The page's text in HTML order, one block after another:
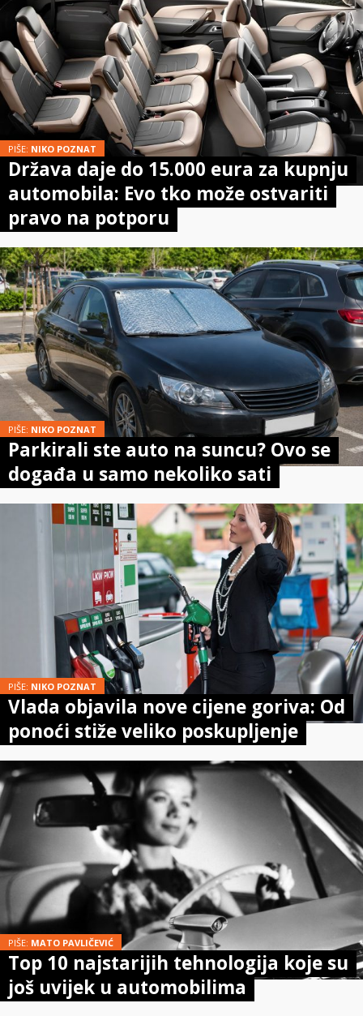
PIŠE: NIKO POZNAT
Država daje do 15.000 eura za kupnju
automobila: Evo tko može ostvariti
pravo na potporu
PIŠE: NIKO POZNAT
Parkirali ste auto na suncu? Ovo se
događa u samo nekoliko sati
PIŠE: NIKO POZNAT
Vlada objavila nove cijene goriva: Od
ponoći stiže veliko poskupljenje
PIŠE: MATO PAVLIČEVIĆ
Top 10 najstarijih tehnologija koje su
još uvijek u automobilima